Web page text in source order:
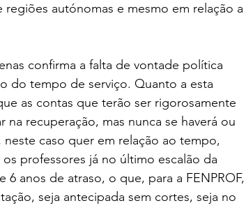
autónomas e mesmo em relação a
confirma a falta de vontade política
do tempo de serviço. Quanto a esta
as contas que terão ser rigorosamente
recuperação, mas nunca se haverá ou
caso quer em relação ao tempo,
professores já no último escalão da
6 anos de atraso, o que, para a FENPROF,
seja antecipada sem cortes, seja no